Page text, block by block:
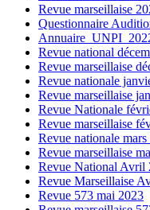
Revue marseillaise
Questionnaire
Revue national
Revue marseillaise
Revue nationale
Revue marseillaise
Revue Nationale
Revue marseillaise
Revue nationale
Revue marseillaise
Revue National Avril
Revue Marseillaise
Revue 573 mai 2023